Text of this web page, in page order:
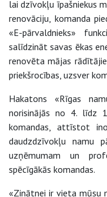
lai dzīvokļu īpašniekus
renovāciju, komanda
«E-pārvaldnieks»
salīdzināt savas ēkas
renovēta mājas
priekšrocības, uzsver
Hakatons «Rīgas
norisinājās no 4. līdz
komandas, attīstot
daudzdzīvokļu namu
uzņēmumam un
spēcīgākās komandas.
«Zinātnei ir vieta mūsu